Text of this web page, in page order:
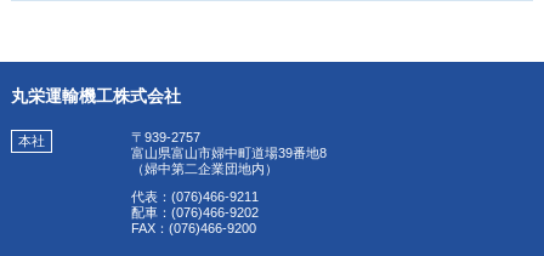
丸栄運輸機工株式会社
本社
〒939-2757
富山県富山市婦中町道場39番地8
（婦中第二企業団地内）
代表：(076)466-9211
配車：(076)466-9202
FAX：(076)466-9200